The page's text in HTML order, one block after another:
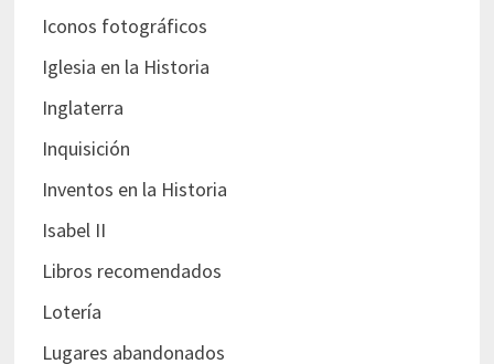
Iconos fotográficos
Iglesia en la Historia
Inglaterra
Inquisición
Inventos en la Historia
Isabel II
Libros recomendados
Lotería
Lugares abandonados